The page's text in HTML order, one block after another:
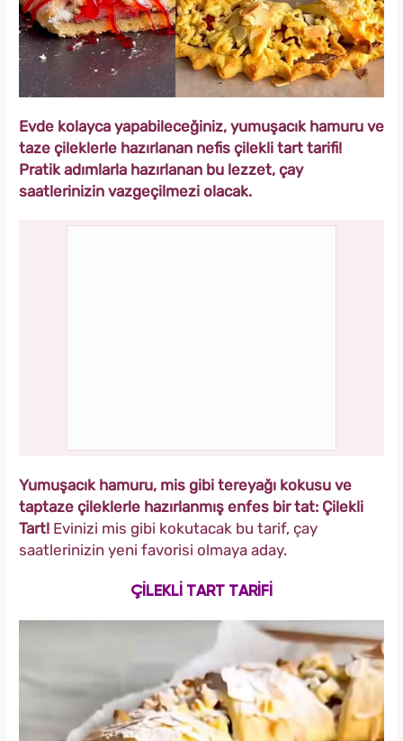
Evde kolayca yapabileceğiniz, yumuşacık hamuru ve
taze çileklerle hazırlanan nefis çilekli tart tarifi!
Pratik adımlarla hazırlanan bu lezzet, çay
saatlerinizin vazgeçilmezi olacak.
Yumuşacık hamuru, mis gibi tereyağı kokusu ve
taptaze çileklerle hazırlanmış enfes bir tat: Çilekli
Tart! Evinizi mis gibi kokutacak bu tarif, çay
saatlerinizin yeni favorisi olmaya aday.
ÇİLEKLİ TART TARİFİ